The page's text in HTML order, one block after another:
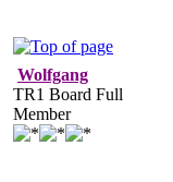
Wolfgang
TR1 Board Full
Member